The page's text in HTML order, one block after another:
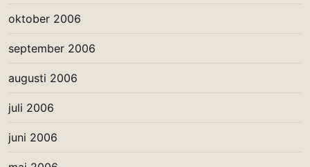
oktober 2006
september 2006
augusti 2006
juli 2006
juni 2006